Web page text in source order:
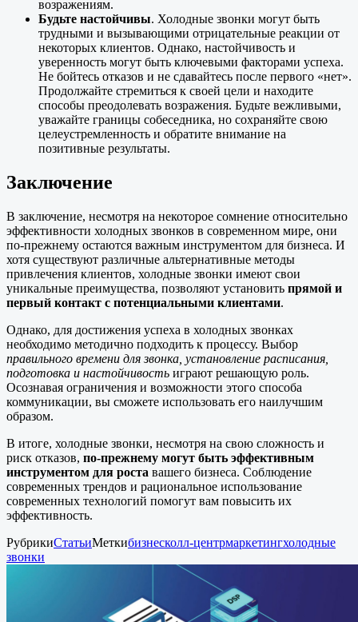
возражениям.
Будьте настойчивы. Холодные звонки могут быть
трудными и вызывающими отрицательные реакции от
некоторых клиентов. Однако, настойчивость и
уверенность могут быть ключевыми факторами успеха.
Не бойтесь отказов и не сдавайтесь после первого «нет».
Продолжайте стремиться к своей цели и находите
способы преодолевать возражения. Будьте вежливыми,
уважайте границы собеседника, но сохраняйте свою
целеустремленность и обратите внимание на
позитивные результаты.
Заключение
В заключение, несмотря на некоторое сомнение относительно
эффективности холодных звонков в современном мире, они
по-прежнему остаются важным инструментом для бизнеса. И
хотя существуют различные альтернативные методы
привлечения клиентов, холодные звонки имеют свои
уникальные преимущества, позволяют установить прямой и
первый контакт с потенциальными клиентами.
Однако, для достижения успеха в холодных звонках
необходимо методично подходить к процессу. Выбор
правильного времени для звонка, установление расписания,
подготовка и настойчивость играют решающую роль.
Осознавая ограничения и возможности этого способа
коммуникации, вы сможете использовать его наилучшим
образом.
В итоге, холодные звонки, несмотря на свою сложность и
риск отказов, по-прежнему могут быть эффективным
инструментом для роста вашего бизнеса. Соблюдение
современных трендов и рациональное использование
современных технологий помогут вам повысить их
эффективность.
РубрикиСтатьиМеткибизнесколл-центрмаркетингхолодные
звонки